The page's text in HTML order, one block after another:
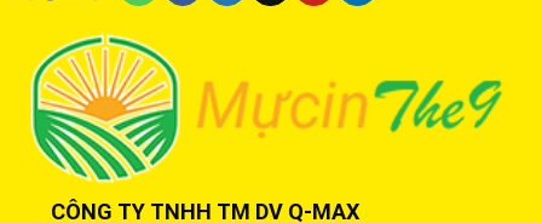
CÔNG TY TNHH TM DV Q-MAX